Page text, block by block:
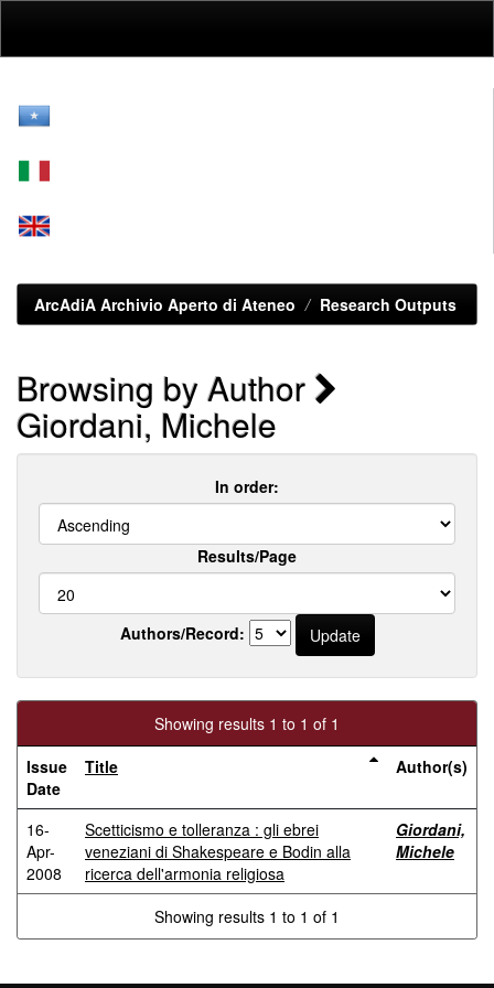
ArcAdiA Archivio Aperto di Ateneo Research Outputs
Browsing by Author
Giordani, Michele
In order:
Results/Page
Authors/Record:
Showing results 1 to 1 of 1
Issue
Date
Title Author(s)
16-
Apr-
2008
Scetticismo e tolleranza : gli ebrei
veneziani di Shakespeare e Bodin alla
ricerca dell'armonia religiosa
Giordani,
Michele
Showing results 1 to 1 of 1